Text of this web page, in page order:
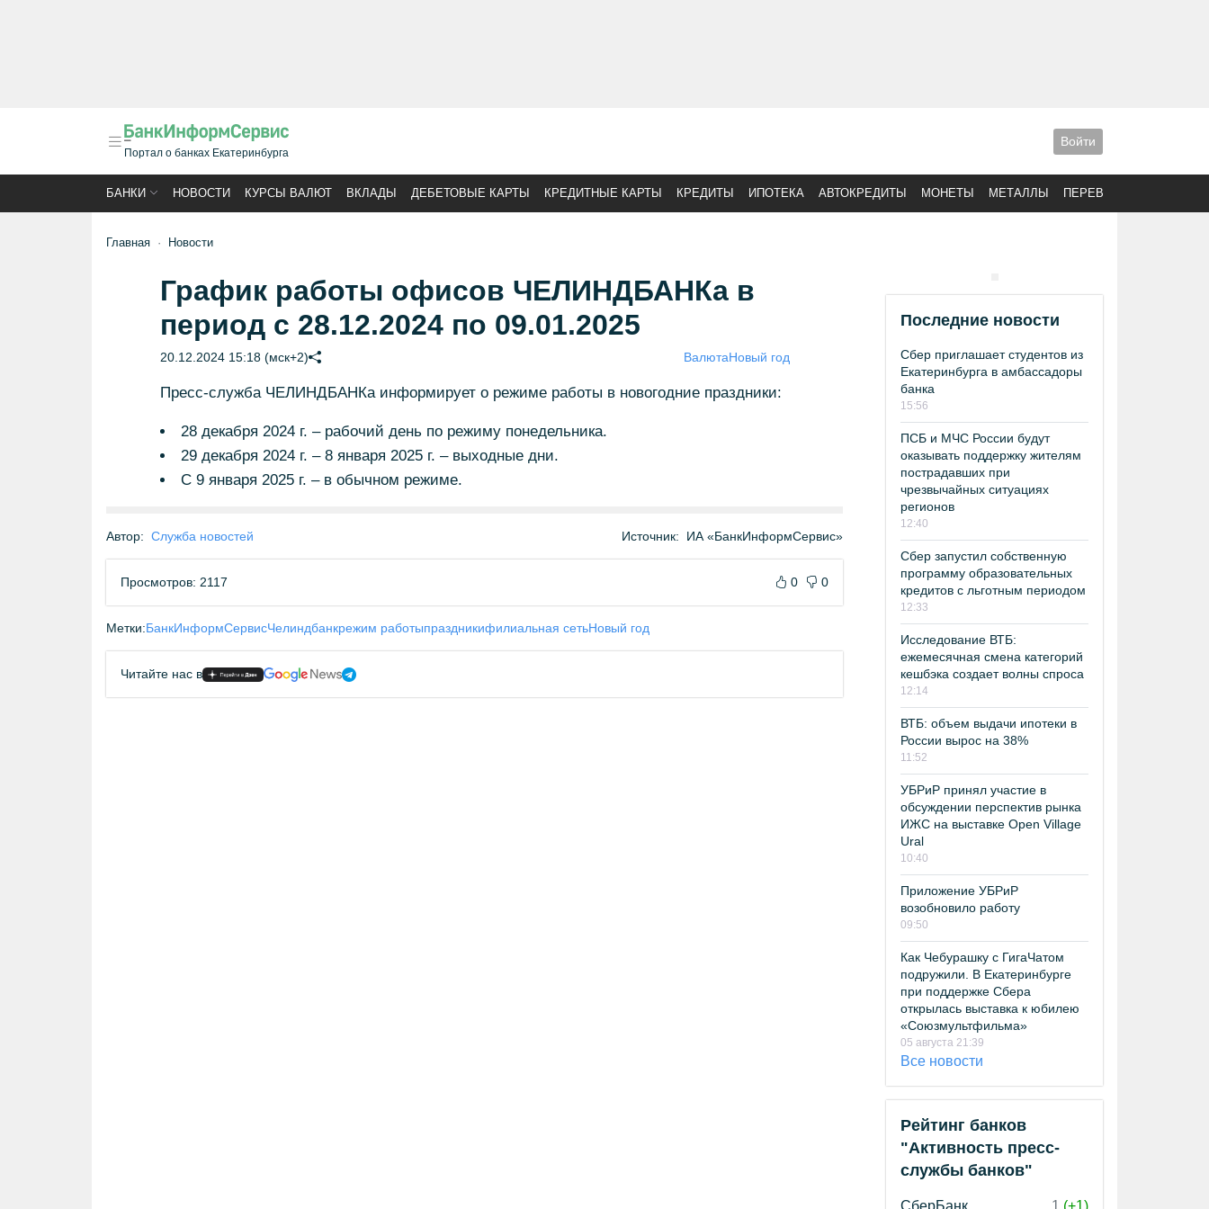
Портал о банках Екатеринбурга
Войти
БАНКИ НОВОСТИ КУРСЫ ВАЛЮТ ВКЛАДЫ ДЕБЕТОВЫЕ КАРТЫ КРЕДИТНЫЕ КАРТЫ КРЕДИТЫ ИПОТЕКА АВТОКРЕДИТЫ МОНЕТЫ МЕТАЛЛЫ ПЕРЕВОДЫ
Главная Новости
График работы офисов ЧЕЛИНДБАНКа в
период с 28.12.2024 по 09.01.2025
20.12.2024 15:18 (мск+2) ВалютаНовый год
Пресс-служба ЧЕЛИНДБАНКа информирует о режиме работы в новогодние праздники:
28 декабря 2024 г. – рабочий день по режиму понедельника.
29 декабря 2024 г. – 8 января 2025 г. – выходные дни.
С 9 января 2025 г. – в обычном режиме.
Автор: Служба новостей Источник: ИА «БанкИнформСервис»
Просмотров: 2117 0 0
Метки:БанкИнформСервисЧелиндбанкрежим работыпраздникифилиальная сетьНовый год
Читайте нас в
Последние новости
Сбер приглашает студентов из
Екатеринбурга в амбассадоры
банка
15:56
ПСБ и МЧС России будут
оказывать поддержку жителям
пострадавших при
чрезвычайных ситуациях
регионов
12:40
Сбер запустил собственную
программу образовательных
кредитов с льготным периодом
12:33
Исследование ВТБ:
ежемесячная смена категорий
кешбэка создает волны спроса
12:14
ВТБ: объем выдачи ипотеки в
России вырос на 38%
11:52
УБРиР принял участие в
обсуждении перспектив рынка
ИЖС на выставке Open Village
Ural
10:40
Приложение УБРиР
возобновило работу
09:50
Как Чебурашку с ГигаЧатом
подружили. В Екатеринбурге
при поддержке Сбера
открылась выставка к юбилею
«Союзмультфильма»
05 августа 21:39
Все новости
Рейтинг банков
"Активность пресс-
службы банков"
СберБанк 1 (+1)